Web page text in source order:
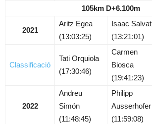
105km D+6.100m
2021
Aritz Egea
(13:03:25)
Isaac Salvat
(13:21:01)
Classificació
Tati Orquiola
(17:30:46)
Carmen
Biosca
(19:41:23)
2022
Andreu
Simón
(11:48:45)
Philipp
Ausserhofer
(11:59:08)